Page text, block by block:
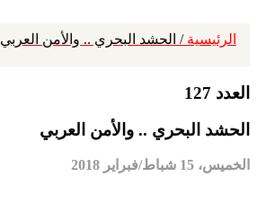
الرئيسية / الحشد البحري .. والأمن العربي
العدد 127
الحشد البحري .. والأمن العربي
الخميس، 15 شباط/فبراير 2018